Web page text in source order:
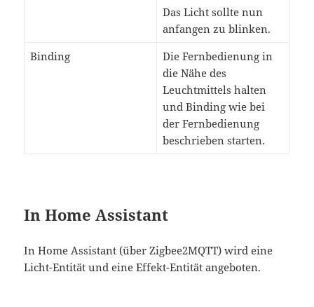
Das Licht sollte nun
anfangen zu blinken.
Binding
Die Fernbedienung in
die Nähe des
Leuchtmittels halten
und Binding wie bei
der Fernbedienung
beschrieben starten.
In Home Assistant
In Home Assistant (über Zigbee2MQTT) wird eine
Licht-Entität und eine Effekt-Entität angeboten.